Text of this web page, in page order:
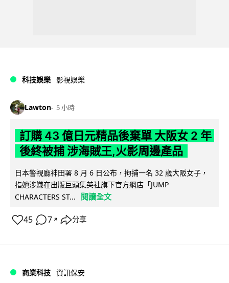
科技娛樂 影視娛樂
Lawton 5 小時
訂購 43 億日元精品後棄單 大阪女 2 年
後終被捕 涉海賊王,火影周邊產品
日本警視廳神田署 8 月 6 日公布，拘捕一名 32 歲大阪女子，
指她涉嫌在出版巨頭集英社旗下官方網店「JUMP
CHARACTERS ST...
閱讀全文
45 7 ↗ 分享
商業科技 資訊保安